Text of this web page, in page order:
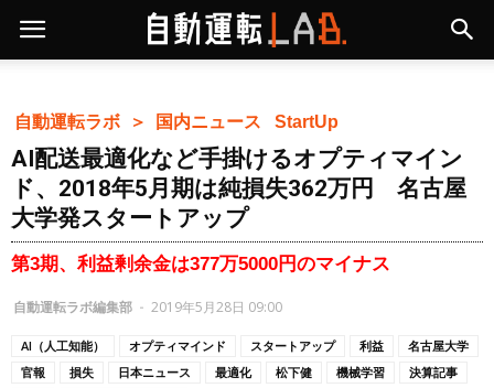
自動運転ラボ ＞ 国内ニュース StartUp
AI配送最適化など手掛けるオプティマイン
ド、2018年5月期は純損失362万円 名古屋
大学発スタートアップ
第3期、利益剰余金は377万5000円のマイナス
自動運転ラボ編集部 - 2019年5月28日 09:00
AI（人工知能） オプティマインド スタートアップ 利益
名古屋大学
官報
損失 日本ニュース 最適化 松下健 機械学習
決算記事